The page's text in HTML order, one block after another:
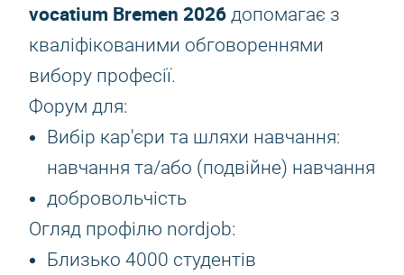
vocatium Bremen 2026 допомагає з
кваліфікованими обговореннями
вибору професії.
Форум для:
Вибір кар'єри та шляхи навчання:
навчання та/або (подвійне) навчання
добровольчість
Огляд профілю nordjob:
Близько 4000 студентів